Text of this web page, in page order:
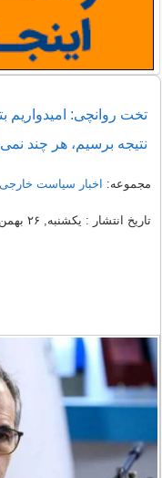
تخت روانچی: امیدواریم
نتیجه برسیم، هر چند نمی‌توانیم ۱۰۰ درصد
مجموعه: اخبار سیاست خارجی
تاریخ انتشار : یکشنبه, ۲۶ بهمن ۱۴۰۴ ۱۰:۵۴